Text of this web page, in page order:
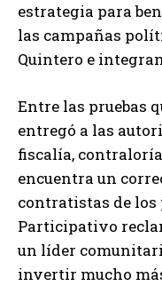
estrategia para
las campañas
Quintero e
Entre las pruebas
entregó a las
fiscalía,
encuentra un
contratistas de los
Participativo
un líder
invertir mucho